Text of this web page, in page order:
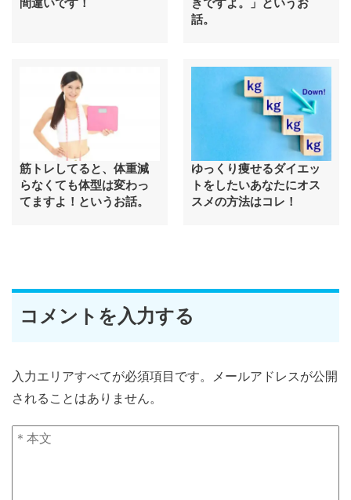
間違いです！
きですよ。」というお
話。
筋トレしてると、体重減
らなくても体型は変わっ
てますよ！というお話。
ゆっくり痩せるダイエッ
トをしたいあなたにオス
スメの方法はコレ！
コメントを入力する
入力エリアすべてが必須項目です。メールアドレスが公開
されることはありません。